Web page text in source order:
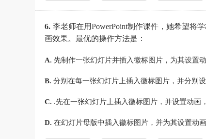
6. 李老师在用PowerPoint制作课件，她希望将
画效果。最优的操作方法是：
A. 先制作一张幻灯片并插入徽标图片，为其设置
B. 分别在每一张幻灯片上插入徽标图片，并分别设
C. .先在一张幻灯片上插入徽标图片，并设置动画
D. 在幻灯片母版中插入徽标图片，并为其设置动画